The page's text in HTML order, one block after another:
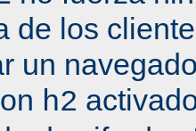
de los
un
h2